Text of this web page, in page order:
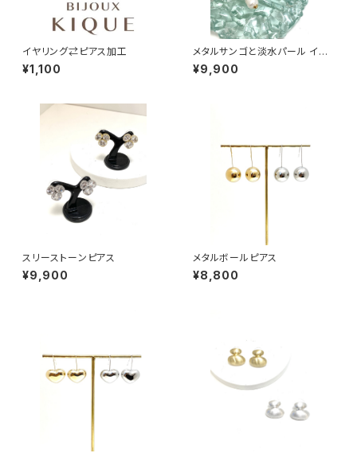
イヤリング⇄ピアス加工
¥1,100
メタルサンゴと淡水パール イヤ
リング・ピアス
¥9,900
スリーストーンピアス
¥9,900
メタルボールピアス
¥8,800